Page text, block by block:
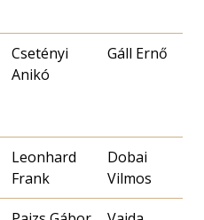
Csetényi
Anikó
Gáll Ernő
Leonhard
Frank
Dobai
Vilmos